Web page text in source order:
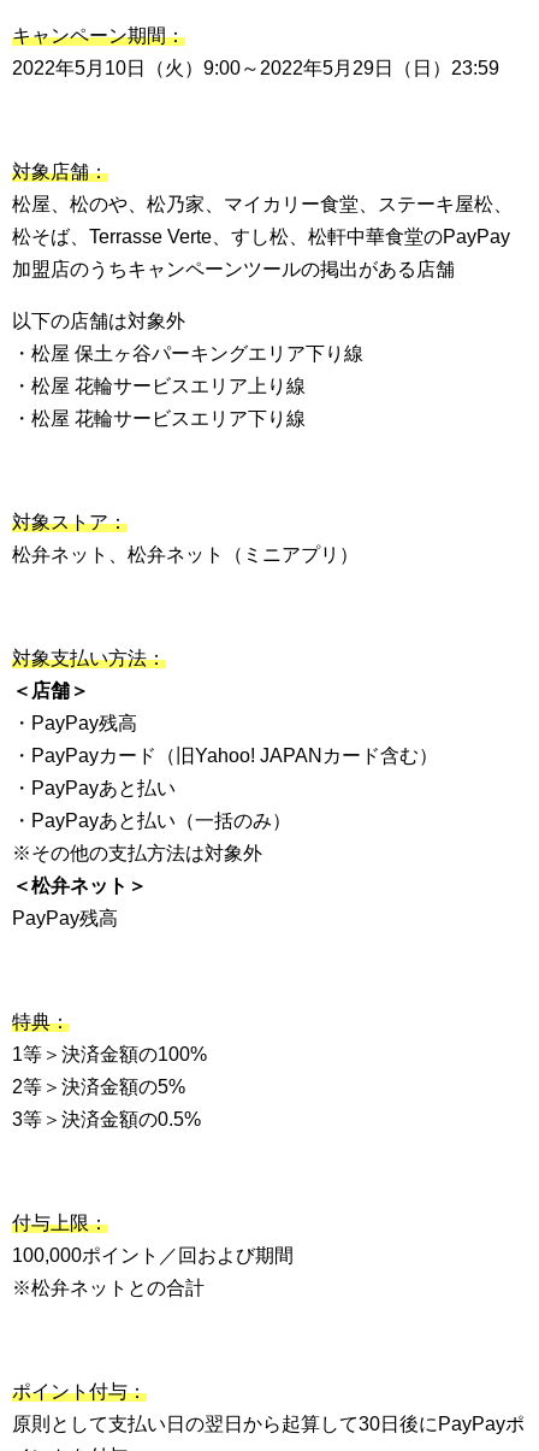
キャンペーン期間：
2022年5月10日（火）9:00～2022年5月29日（日）23:59
対象店舗：
松屋、松のや、松乃家、マイカリー食堂、ステーキ屋松、
松そば、Terrasse Verte、すし松、松軒中華食堂のPayPay
加盟店のうちキャンペーンツールの掲出がある店舗
以下の店舗は対象外
・松屋 保土ヶ谷パーキングエリア下り線
・松屋 花輪サービスエリア上り線
・松屋 花輪サービスエリア下り線
対象ストア：
松弁ネット、松弁ネット（ミニアプリ）
対象支払い方法：
＜店舗＞
・PayPay残高
・PayPayカード（旧Yahoo! JAPANカード含む）
・PayPayあと払い
・PayPayあと払い（一括のみ）
※その他の支払方法は対象外
＜松弁ネット＞
PayPay残高
特典：
1等＞決済金額の100%
2等＞決済金額の5%
3等＞決済金額の0.5%
付与上限：
100,000ポイント／回および期間
※松弁ネットとの合計
ポイント付与：
原則として支払い日の翌日から起算して30日後にPayPayポ